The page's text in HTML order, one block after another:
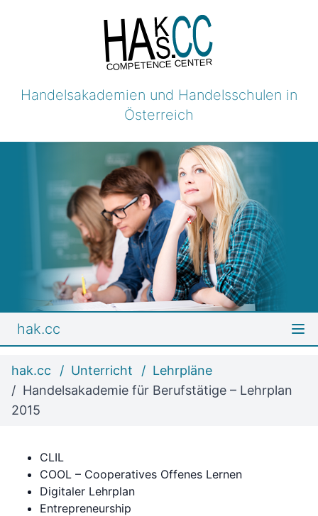
COMPETENCE CENTER
Handelsakademien und Handelsschulen in
Österreich
hak.cc
hak.cc Unterricht
Lehrpläne
Handelsakademie für Berufstätige – Lehrplan
2015
CLIL
COOL – Cooperatives Offenes Lernen
Digitaler Lehrplan
Entrepreneurship